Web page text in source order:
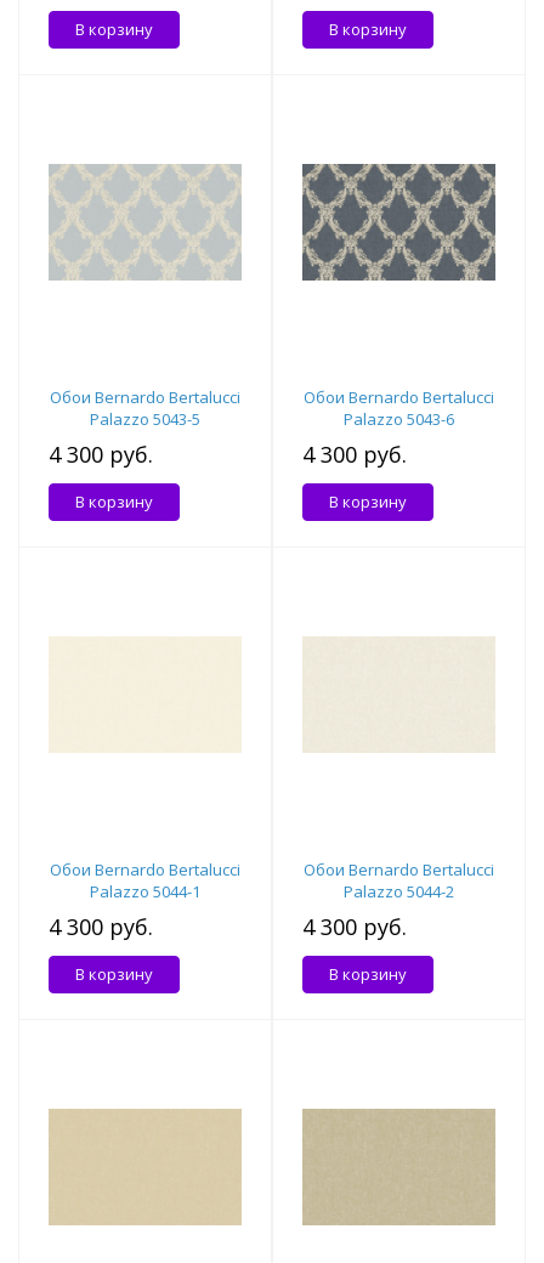
В корзину В корзину
Обои Bernardo Bertalucci
Palazzo 5043-5
4 300 руб.
В корзину
Обои Bernardo Bertalucci
Palazzo 5043-6
4 300 руб.
В корзину
Обои Bernardo Bertalucci
Palazzo 5044-1
4 300 руб.
В корзину
Обои Bernardo Bertalucci
Palazzo 5044-2
4 300 руб.
В корзину